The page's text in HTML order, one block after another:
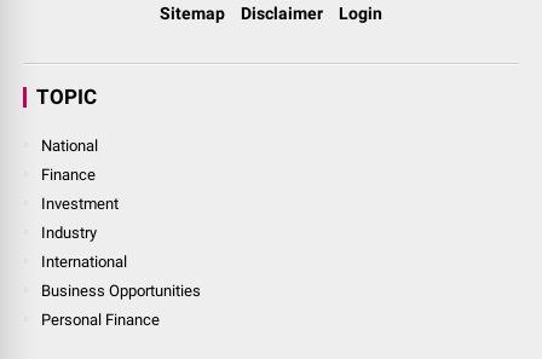
Sitemap
Disclaimer Login
TOPIC
National
Finance
Investment
Industry
International
Business Opportunities
Personal Finance